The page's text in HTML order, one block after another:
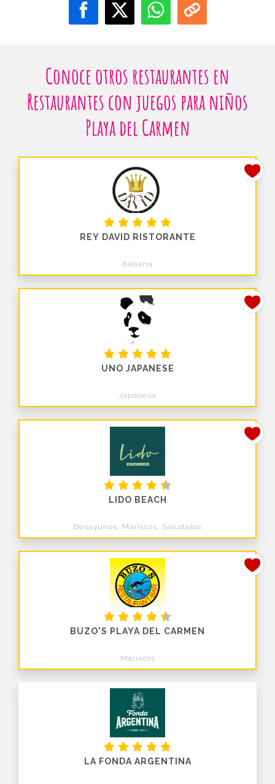
Conoce otros restaurantes en
Restaurantes con juegos para niños
Playa del Carmen
REY DAVID RISTORANTE
Italiana
UNO JAPANESE
Japonesa
LIDO BEACH
Desayunos, Mariscos, Saludable
BUZO'S PLAYA DEL CARMEN
Mariscos
LA FONDA ARGENTINA